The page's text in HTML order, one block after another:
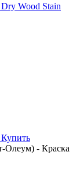
Wood Stain
Купить
Олеум) - Краска